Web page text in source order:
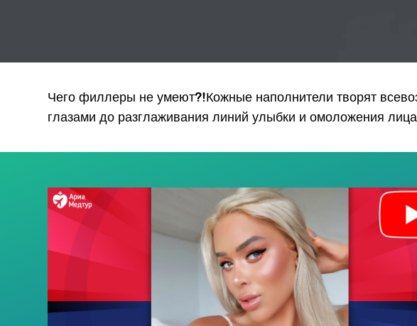
Чего филлеры не умеют?!Кожные наполнители творят
глазами до разглаживания линий улыбки и омоложения
Выберите лечение:*
Описание